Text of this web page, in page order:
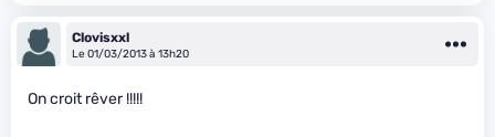
Clovisxxl
Le 01/03/2013 à 13h20
On croit rêver !!!!!